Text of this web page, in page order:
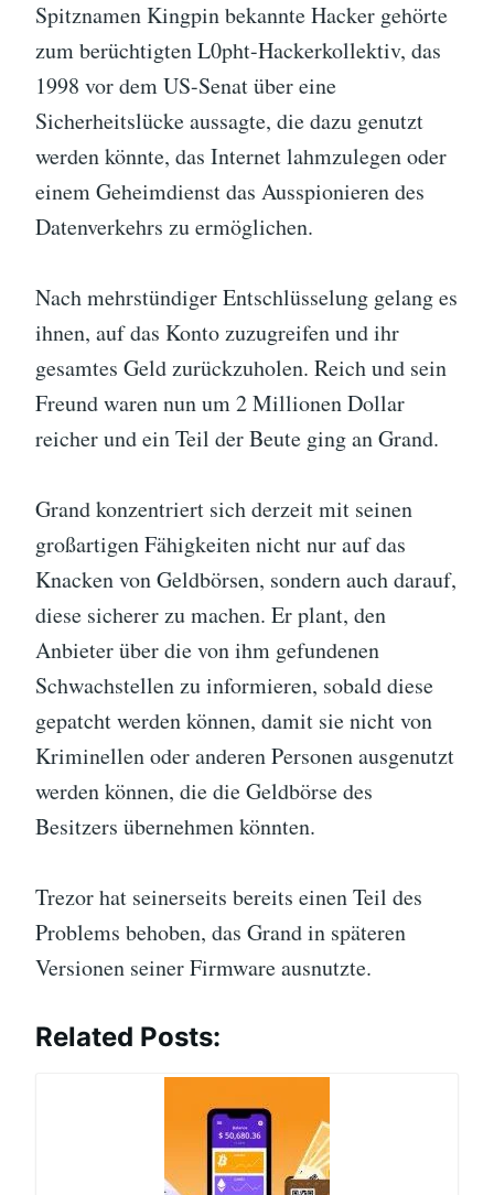
Spitznamen Kingpin bekannte Hacker gehörte
zum berüchtigten L0pht-Hackerkollektiv, das
1998 vor dem US-Senat über eine
Sicherheitslücke aussagte, die dazu genutzt
werden könnte, das Internet lahmzulegen oder
einem Geheimdienst das Ausspionieren des
Datenverkehrs zu ermöglichen.
Nach mehrstündiger Entschlüsselung gelang es
ihnen, auf das Konto zuzugreifen und ihr
gesamtes Geld zurückzuholen. Reich und sein
Freund waren nun um 2 Millionen Dollar
reicher und ein Teil der Beute ging an Grand.
Grand konzentriert sich derzeit mit seinen
großartigen Fähigkeiten nicht nur auf das
Knacken von Geldbörsen, sondern auch darauf,
diese sicherer zu machen. Er plant, den
Anbieter über die von ihm gefundenen
Schwachstellen zu informieren, sobald diese
gepatcht werden können, damit sie nicht von
Kriminellen oder anderen Personen ausgenutzt
werden können, die die Geldbörse des
Besitzers übernehmen könnten.
Trezor hat seinerseits bereits einen Teil des
Problems behoben, das Grand in späteren
Versionen seiner Firmware ausnutzte.
Related Posts: